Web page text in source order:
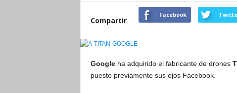
Compartir
Facebook
Googleha adquirido el fabricante de drones
puesto previamente sus ojos Facebook.